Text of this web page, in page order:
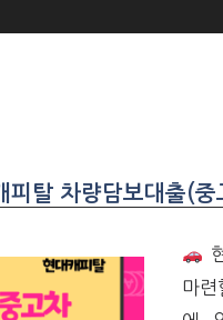
피탈 차량담보대출(
마